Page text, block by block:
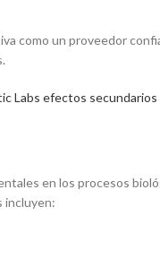
como un proveedor
Labs efectos secundarios
en los procesos
incluyen: